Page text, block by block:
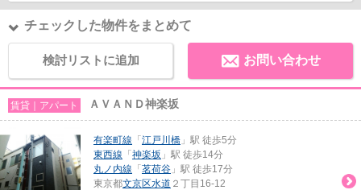
チェックした物件をまとめて
検討リストに追加 お問い合わせ
賃貸｜アパート ＡＶＡＮＤ神楽坂
有楽町線 「 江戸川橋 」駅 徒歩5分
東西線 「 神楽坂 」駅 徒歩14分
丸ノ内線 「 茗荷谷 」駅 徒歩17分
東京都文京区水道 ２丁目16-12